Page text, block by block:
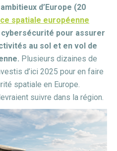
d’Europe (20
spatiale européenne
pour assurer
au sol et en vol de
Plusieurs dizaines de
d’ici 2025 pour en faire
spatiale en Europe.
suivre dans la région.